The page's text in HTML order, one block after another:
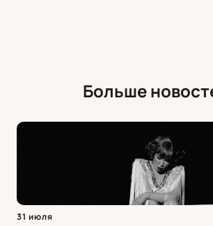
Больше
31 июля